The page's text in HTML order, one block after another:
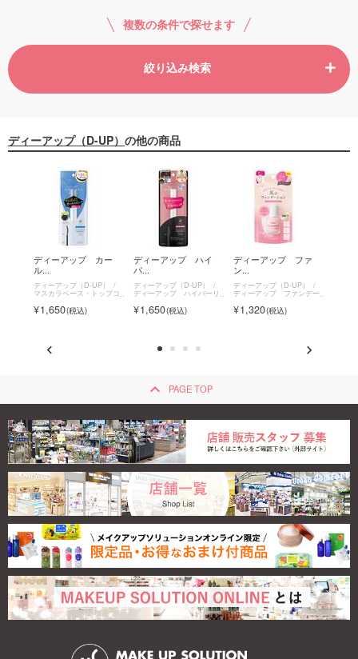
複数の条件で探せます
絞り込み検索
ディーアップ（D-UP） の他の商品
ディーアップ カー
ル...
ディーアップ（D-UP）
マスカラベース・トップコ
1,650
ディーアップ ハイ
パ...
ディーアップ（D-UP）
ディーアップ ハイパーリ
1,650
ディーアップ ファ
ン...
ディーアップ（D-UP）
ディーアップ ファンデー
1,320
keyboard_arrow_up PAGE TOP